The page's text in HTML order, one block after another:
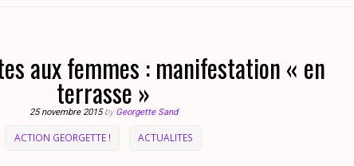
aux femmes : manifestation « en
terrasse »
25 novembre 2015byGeorgette Sand
ACTION GEORGETTE ! ACTUALITES